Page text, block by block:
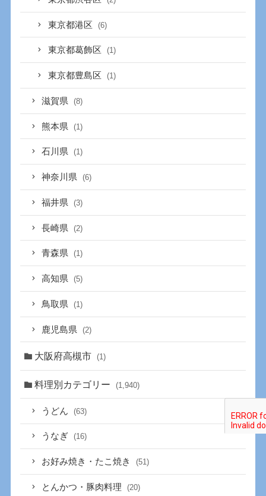
東京都港区 (6)
東京都葛飾区 (1)
東京都豊島区 (1)
滋賀県 (8)
熊本県 (1)
石川県 (1)
神奈川県 (6)
福井県 (3)
長崎県 (2)
青森県 (1)
高知県 (5)
鳥取県 (1)
鹿児島県 (2)
大阪府高槻市 (1)
料理別カテゴリー (1,940)
うどん (63)
うなぎ (16)
お好み焼き・たこ焼き (51)
とんかつ・豚肉料理 (20)